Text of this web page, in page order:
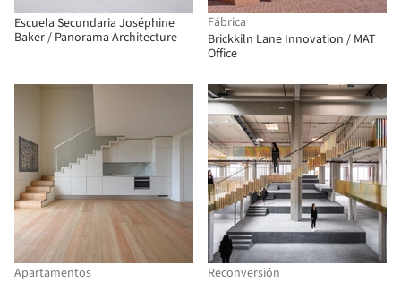
Escuela Secundaria Joséphine
Baker / Panorama Architecture
Fábrica
Brickkiln Lane Innovation / MAT
Office
Apartamentos
Reconversión